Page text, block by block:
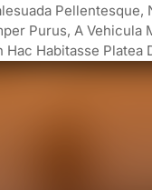
Purus, A Vehicula
Hac Habitasse Platea